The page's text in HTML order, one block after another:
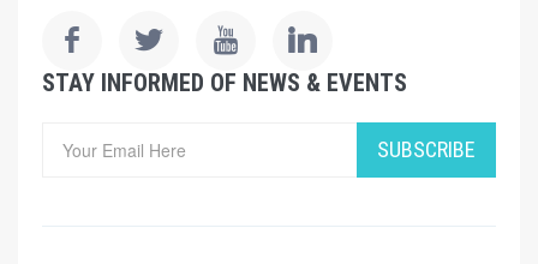
STAY INFORMED OF NEWS & EVENTS
SUBSCRIBE